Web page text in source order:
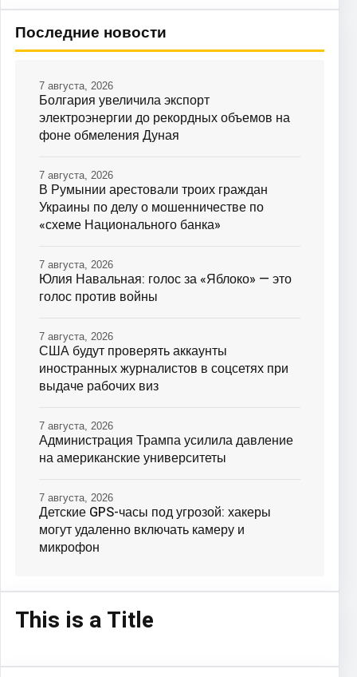
Последние новости
Болгария увеличила экспорт
электроэнергии до рекордных объемов на
фоне обмеления Дуная
7 августа, 2026
В Румынии арестовали троих граждан
Украины по делу о мошенничестве по
«схеме Национального банка»
7 августа, 2026
Юлия Навальная: голос за «Яблоко» — это
голос против войны
7 августа, 2026
США будут проверять аккаунты
иностранных журналистов в соцсетях при
выдаче рабочих виз
7 августа, 2026
Администрация Трампа усилила давление
на американские университеты
7 августа, 2026
Детские GPS-часы под угрозой: хакеры
могут удаленно включать камеру и
микрофон
7 августа, 2026
This is a Title